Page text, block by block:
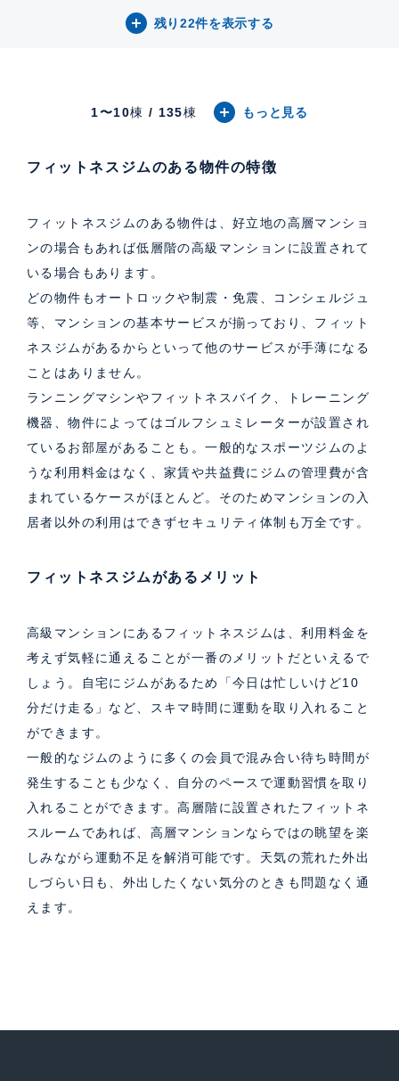
残り22件を表示する
1〜10棟 / 135棟 もっと見る
フィットネスジムのある物件の特徴
フィットネスジムのある物件は、好立地の高層マンショ
ンの場合もあれば低層階の高級マンションに設置されて
いる場合もあります。
どの物件もオートロックや制震・免震、コンシェルジュ
等、マンションの基本サービスが揃っており、フィット
ネスジムがあるからといって他のサービスが手薄になる
ことはありません。
ランニングマシンやフィットネスバイク、トレーニング
機器、物件によってはゴルフシュミレーターが設置され
ているお部屋があることも。一般的なスポーツジムのよ
うな利用料金はなく、家賃や共益費にジムの管理費が含
まれているケースがほとんど。そのためマンションの入
居者以外の利用はできずセキュリティ体制も万全です。
フィットネスジムがあるメリット
高級マンションにあるフィットネスジムは、利用料金を
考えず気軽に通えることが一番のメリットだといえるで
しょう。自宅にジムがあるため「今日は忙しいけど10
分だけ走る」など、スキマ時間に運動を取り入れること
ができます。
一般的なジムのように多くの会員で混み合い待ち時間が
発生することも少なく、自分のペースで運動習慣を取り
入れることができます。高層階に設置されたフィットネ
スルームであれば、高層マンションならではの眺望を楽
しみながら運動不足を解消可能です。天気の荒れた外出
しづらい日も、外出したくない気分のときも問題なく通
えます。